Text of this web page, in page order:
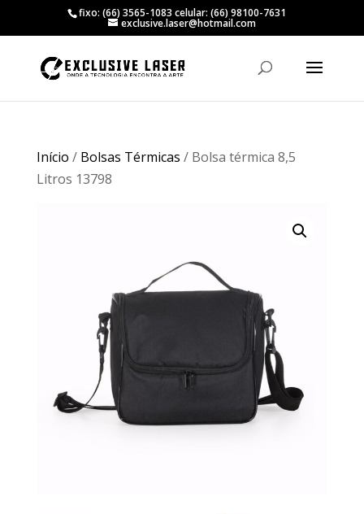
fixo: (66) 3565-1083 celular: (66) 98100-7631
exclusive.laser@hotmail.com
Início / Bolsas Térmicas / Bolsa térmica 8,5
Litros 13798